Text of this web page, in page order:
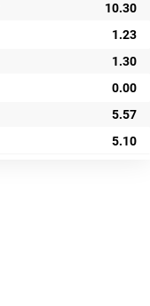
10.30
1.23
1.30
0.00
5.57
5.10